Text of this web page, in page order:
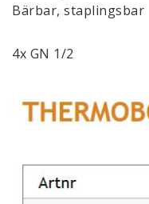
Bärbar, staplingsbar
4x GN 1/2